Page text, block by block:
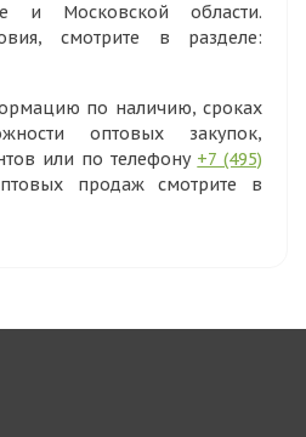
и Московской области.
смотрите в разделе:
по наличию, сроках
оптовых закупок,
или по телефону +7 (495)
продаж смотрите в